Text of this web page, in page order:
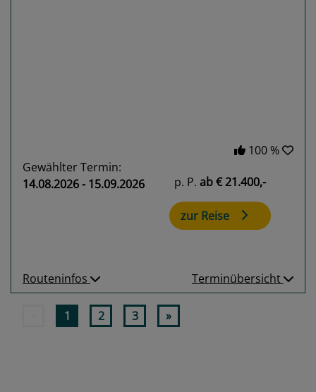
100 %
Gewählter Termin:
14.08.2026 - 15.09.2026
p. P. ab€ 21.400,-
zur Reise
Routeninfos Terminübersicht
1 2 3 »